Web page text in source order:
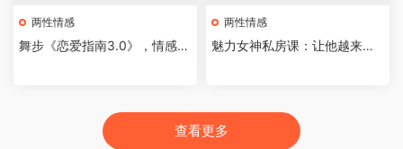
两性情感
舞步《恋爱指南3.0》，情感恋
两性情感
魅力女神私房课：让他越来越
查看更多